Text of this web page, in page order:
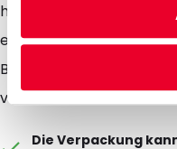
haben einen
erreichbar ist und
Boden der Koffer ist
versehen und bleibt
Die Verpackung